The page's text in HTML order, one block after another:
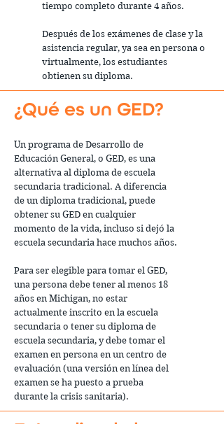
tiempo completo durante 4 años.
Después de los exámenes de clase y la
asistencia regular, ya sea en persona o
virtualmente, los estudiantes
obtienen su diploma.
¿Qué es un GED?
Un programa de Desarrollo de
Educación General, o GED, es una
alternativa al diploma de escuela
secundaria tradicional. A diferencia
de un diploma tradicional, puede
obtener su GED en cualquier
momento de la vida, incluso si dejó la
escuela secundaria hace muchos años.
Para ser elegible para tomar el GED,
una persona debe tener al menos 18
años en Michigan, no estar
actualmente inscrito en la escuela
secundaria o tener su diploma de
escuela secundaria, y debe tomar el
examen en persona en un centro de
evaluación (una versión en línea del
examen se ha puesto a prueba
durante la crisis sanitaria).